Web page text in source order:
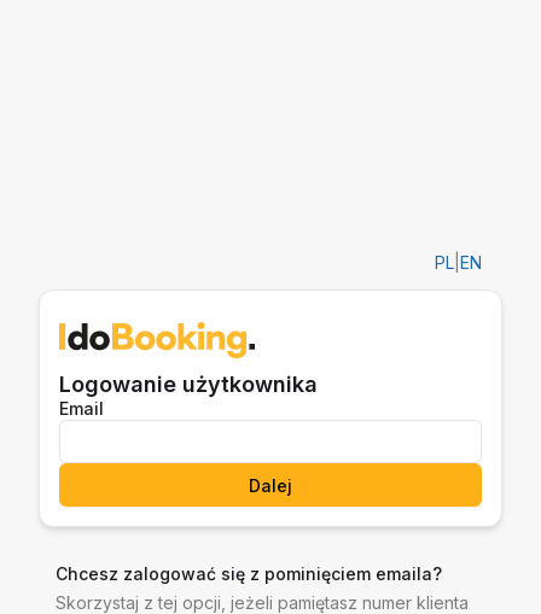
PL EN
Logowanie użytkownika
Email
Dalej
Chcesz zalogować się z pominięciem emaila?
Skorzystaj z tej opcji, jeżeli pamiętasz numer klienta